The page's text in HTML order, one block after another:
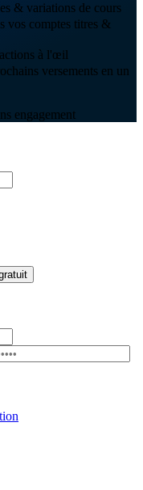
& variations de cours
vos comptes titres &
à l'œil
versements en un
engagement